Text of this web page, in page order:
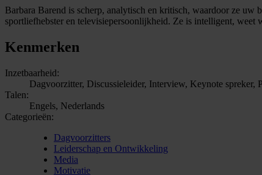
Barbara Barend is scherp, analytisch en kritisch, waardoor ze uw
sportliefhebster en televisiepersoonlijkheid. Ze is intelligent, weet
Kenmerken
Inzetbaarheid:
Dagvoorzitter, Discussieleider, Interview, Keynote spreker,
Talen:
Engels, Nederlands
Categorieën:
Dagvoorzitters
Leiderschap en Ontwikkeling
Media
Motivatie